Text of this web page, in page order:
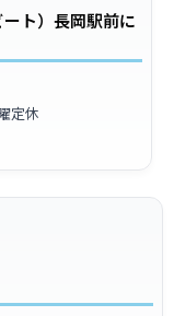
ト）長岡駅前に
定休